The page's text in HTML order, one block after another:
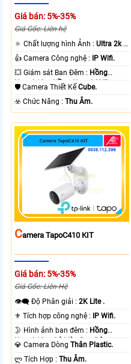
Giá bán: 5%-35%
Giá Gốc: Liên hệ
🔅 Chất lượng hình Ảnh :Ultra 2k +
.
👍 Camera Công nghệ : IP Wifi.
💥 Giám sát Ban Đêm : Hồng
Ngoại 10m Hồng Ngoại SMD.
🛡 Camera Thiết KếCube.
️☣️ Chức Năng :Thu Âm.
CAmera TapoC410 KIT
Giá bán: 5%-35%
Giá Gốc: Liên Hệ
👁️‍🗨 Độ Phân giải :2K Lite .
⚜️ Tích hợp công nghệ : IP Wifi.
🌛 Hình ảnh ban đêm : Hồng
Ngoại 10m Có Màu Ban Ðêm.
💎 Camera DòngThân Plastic.
️ლ Tích Hợp :Thu Âm.